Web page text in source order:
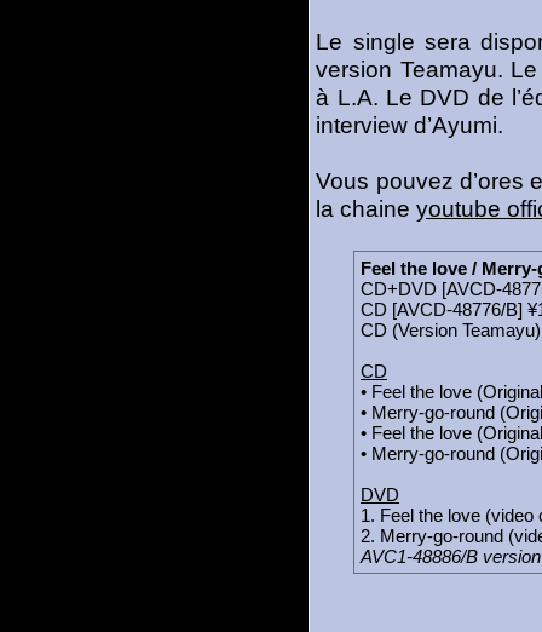
Le single sera
version Teamayu.
à L.A. Le DVD de
interview d’Ayumi.
Vous pouvez d’ores
la chaineyoutube
Feel the love /
CD+DVD [AVCD-
CD [AVCD-48776/B]
CD (Version
CD
• Feel the love
• Merry-go-round
• Feel the love
• Merry-go-round
DVD
1. Feel the love (video
2. Merry-go-round
AVC1-48886/B